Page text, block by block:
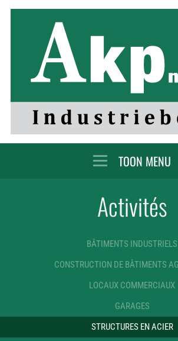
MENU
Activités
BÂTIMENTS INDUSTRIELS
CONSTRUCTION DE BÂTIMENTS
LOCAUX COMMERCIAUX
GARAGES
STRUCTURES EN ACIER